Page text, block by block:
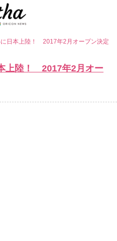
日本上陸！ 2017年2月オープン決定
上陸！ 2017年2月オー